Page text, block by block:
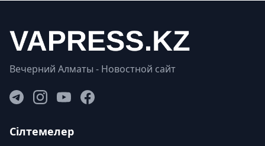
Вечерний Алматы - Новостной сайт
Сілтемелер